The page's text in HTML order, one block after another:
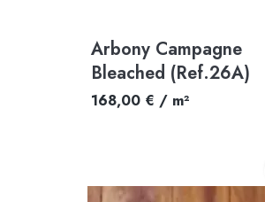
Arbony Campagne
Bleached (Ref.26A)
168,00 € / m²